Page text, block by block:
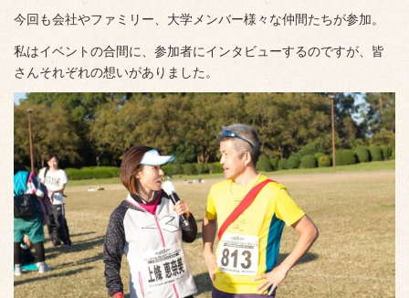
今回も会社やファミリー、大学メンバー様々な仲間たちが参加。
私はイベントの合間に、参加者にインタビューするのですが、皆
さんそれぞれの想いがありました。